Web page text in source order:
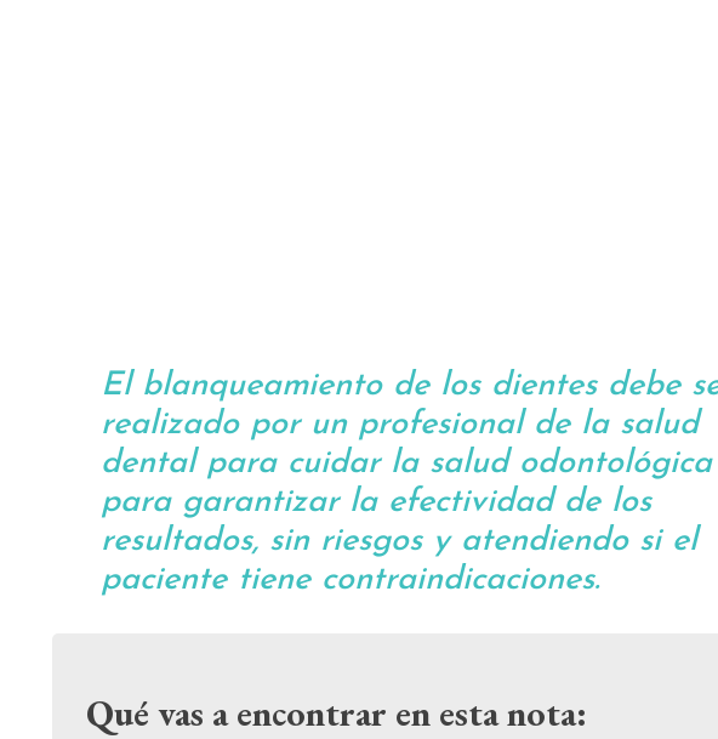
El blanqueamiento de los dientes debe
realizado por un profesional de la salud
dental para cuidar la salud
para garantizar la efectividad de los
resultados, sin riesgos y atendiendo si el
paciente tiene contraindicaciones.
Qué vas a encontrar en esta nota: